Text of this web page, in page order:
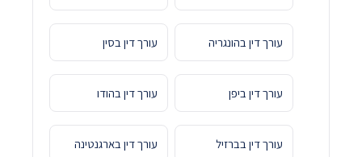
עורך דין בהונגריה עורך דין בסין
עורך דין ביפן עורך דין בהודו
עורך דין בברזיל עורך דין בארגנטינה